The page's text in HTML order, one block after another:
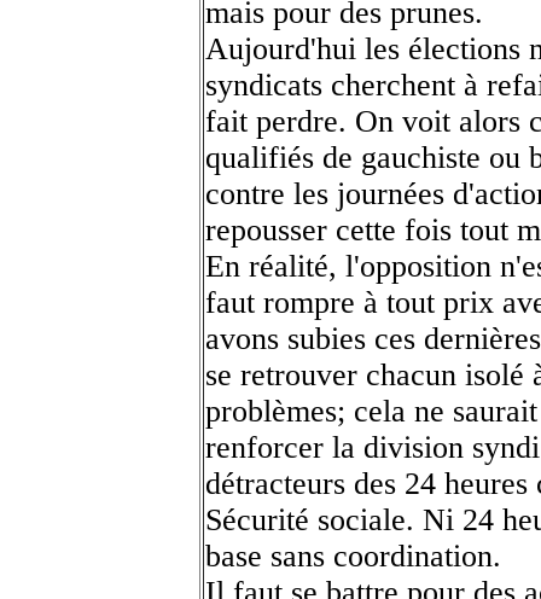
mais pour des prunes.
Aujourd'hui les élections
syndicats cherchent à
fait perdre. On voit alors
qualifiés de gauchiste ou
contre les journées
repousser cette fois tout
En réalité, l'opposition
faut rompre à tout prix
avons subies ces
se retrouver chacun isolé
problèmes; cela ne
renforcer la division
détracteurs des 24
Sécurité sociale. Ni 24
base sans coordination.